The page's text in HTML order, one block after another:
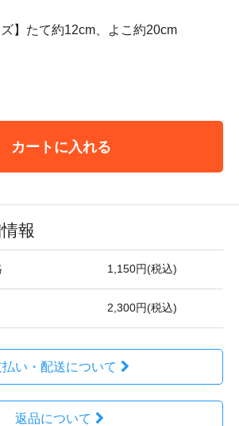
ズ】たて約12cm、よこ約20cm
カートに入れる
報
1,150円(税込)
2,300円(税込)
払い・配送について
返品について